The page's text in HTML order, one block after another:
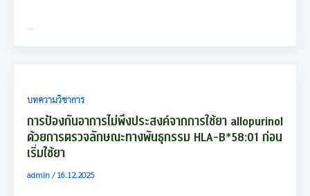
บทความวิชาการ
การป้องกันอาการไม่พึงประสงค์จากการใช้ยา allopurinol
ด้วยการตรวจลักษณะทางพันธุกรรม HLA-B*58:01 ก่อน
เริ่มใช้ยา
admin/16.12.2025